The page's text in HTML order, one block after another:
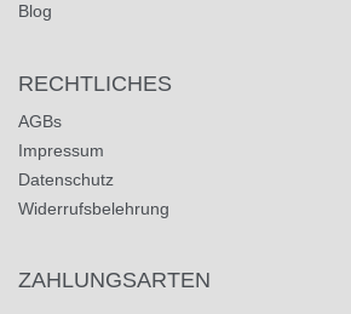
Blog
RECHTLICHES
AGBs
Impressum
Datenschutz
Widerrufsbelehrung
ZAHLUNGSARTEN